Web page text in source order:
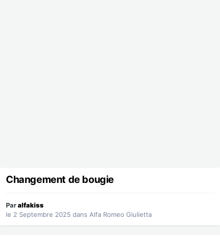
Changement de bougie
Paralfakiss
le 2 Septembre 2025 dans Alfa Romeo Giulietta